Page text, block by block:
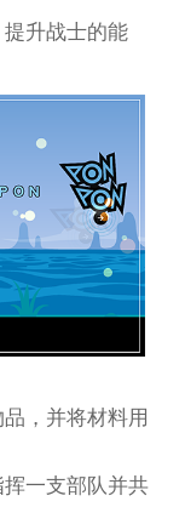
升战士的能
，并将材料用
一支部队并共